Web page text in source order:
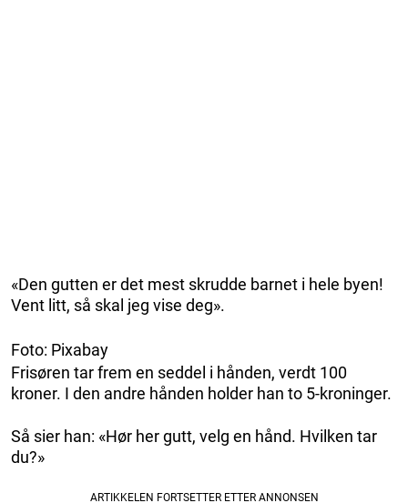
«Den gutten er det mest skrudde barnet i hele byen!
Vent litt, så skal jeg vise deg».
Foto: Pixabay
Frisøren tar frem en seddel i hånden, verdt 100
kroner. I den andre hånden holder han to 5-kroninger.
Så sier han: «Hør her gutt, velg en hånd. Hvilken tar
du?»